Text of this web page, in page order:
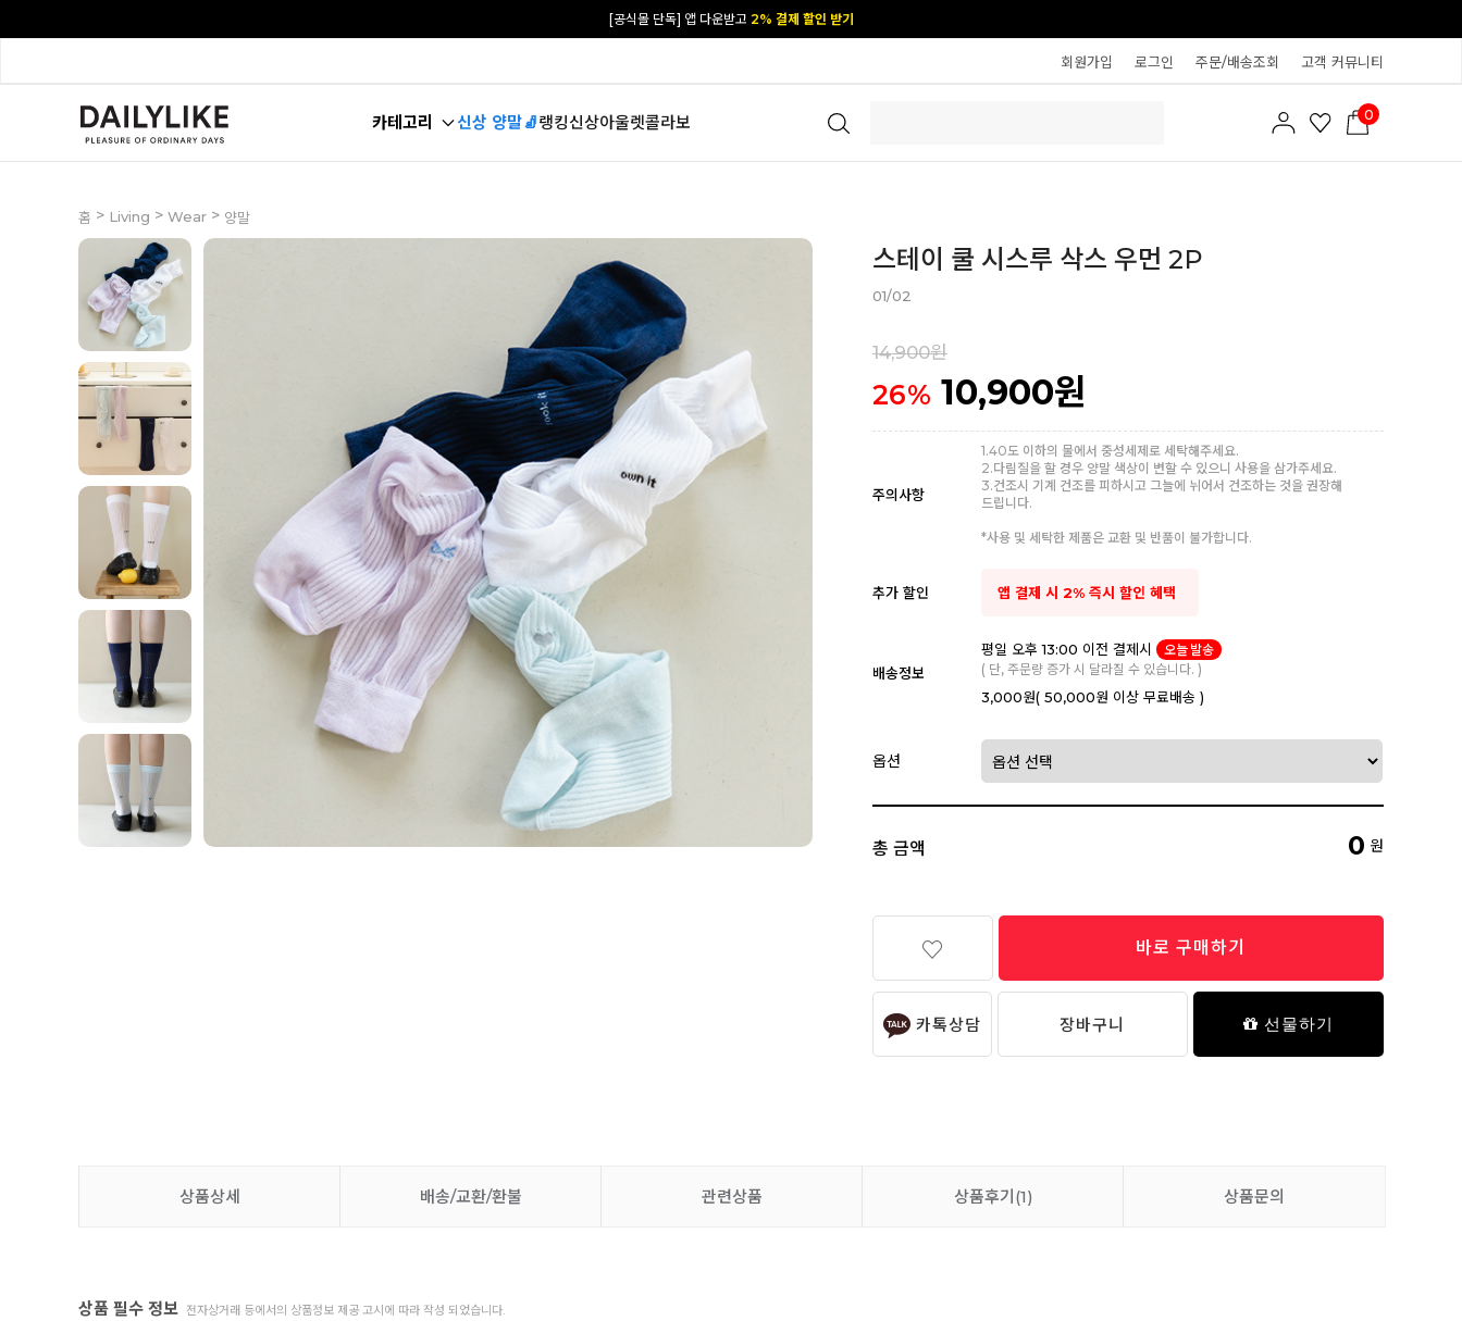
[공식몰 단독] 앱 다운받고 2% 결제 할인 받기
회원가입 로그인 주문/배송조회 고객 커뮤니티
카테고리 신상 양말🧦랭킹신상아울렛콜라보 0
홈 > Living > Wear > 양말
스테이 쿨 시스루 삭스 우먼 2P
01/02
14,900원
26% 10,900원
주의사항
1.40도 이하의 물에서 중성세제로 세탁해주세요.
2.다림질을 할 경우 양말 색상이 변할 수 있으니 사용을 삼가주세요.
3.건조시 기계 건조를 피하시고 그늘에 뉘어서 건조하는 것을 권장해
드립니다.
*사용 및 세탁한 제품은 교환 및 반품이 불가합니다.
추가 할인 앱 결제 시 2% 즉시 할인 혜택
배송정보
평일 오후 13:00 이전 결제시
오늘 발송
( 단, 주문량 증가 시 달라질 수 있습니다. )
3,000원( 50,000원 이상 무료배송 )
옵션
총 금액 0 원
바로 구매하기
카톡상담 장바구니 선물하기
상품상세 배송/교환/환불 관련상품 상품후기(1) 상품문의
상품 필수 정보 전자상거래 등에서의 상품정보 제공 고시에 따라 작성 되었습니다.